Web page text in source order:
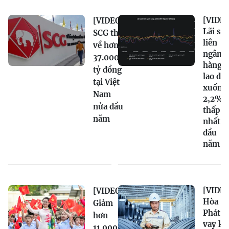
[VIDEO]
SCG thu
về hơn
37.000
tỷ đồng
tại Việt
Nam
nửa đầu
năm
Lãi
liên
ngân
hàng
lao dốc
xuống
2,2%,
thấp
nhất
đầu
năm
[VIDEO]
Giảm
hơn
Hòa
Phát
vay kỷ